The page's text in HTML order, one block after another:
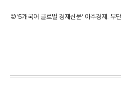
©'5개국어 글로벌 경제신문' 아주경제. 무단